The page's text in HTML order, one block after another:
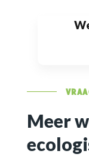
Meer